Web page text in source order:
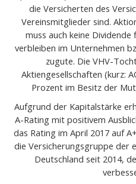
die Versicherten des
Vereinsmitglieder sind.
muss auch keine
verbleiben im Unternehmen
zugute. Die VHV-
Aktiengesellschaften (kurz:
Prozent im Besitz der
Aufgrund der Kapitalstärke
A-Rating mit positivem
das Rating im April 2017 auf
die Versicherungsgruppe der
Deutschland seit 2014,